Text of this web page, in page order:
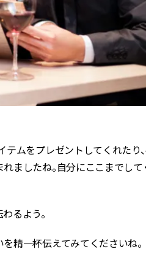
テムをプレゼントしてくれたり
ましたね。自分にここまでし
るよう。
精一杯伝えてみてくださいね。